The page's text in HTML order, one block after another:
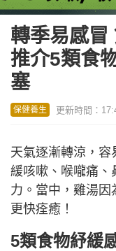
轉季易感冒
推介5類食
塞
保健養生 更新時間：
天氣逐漸轉涼，容
緩咳嗽、喉嚨痛、
力。當中，雞湯因
更快痊癒！
5類食物紓緩